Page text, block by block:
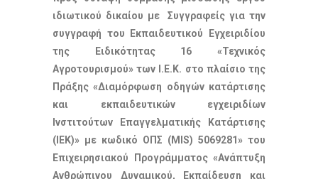
ιδιωτικού δικαίου με Συγγραφείς για την
συγγραφή του Εκπαιδευτικού Εγχειριδίου
της Ειδικότητας 16 «Τεχνικός
Αγροτουρισμού» των Ι.Ε.Κ. στο πλαίσιο της
Πράξης «Διαμόρφωση οδηγών κατάρτισης
και εκπαιδευτικών εγχειριδίων
Ινστιτούτων Επαγγελματικής Κατάρτισης
(ΙΕΚ)» με κωδικό ΟΠΣ (MIS) 5069281» του
Επιχειρησιακού Προγράμματος «Ανάπτυξη
Ανθρώπινου Δυναμικού, Εκπαίδευση και